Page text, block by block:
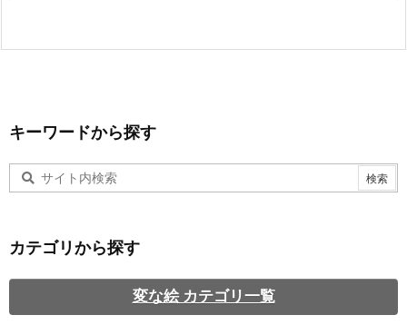
キーワードから探す
カテゴリから探す
変な絵 カテゴリ一覧